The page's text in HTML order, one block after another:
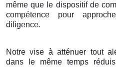
même que le dispositif de
compétence pour
diligence.
Notre vise à atténuer tout
dans le même temps